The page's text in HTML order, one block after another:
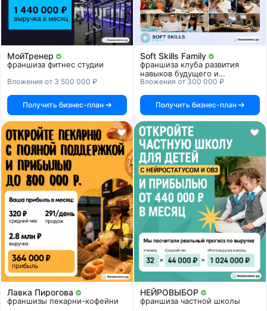
МойТренер
франшиза фитнес студии
Вложения от 3 500 000 ₽
Получить бизнес-план
Soft Skills Family
франшиза клуба развития
навыков будущего и
профориентации подростков
Вложения от 300 000 ₽
Получить бизнес-план
Лавка Пирогова
франшизы пекарни-кофейни
НЕЙРОВЫБОР
франшиза частной школы